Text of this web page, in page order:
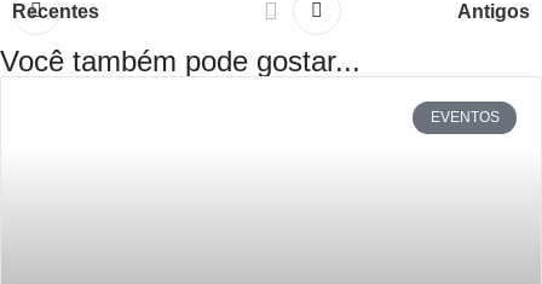
Recentes Antigos
Você também pode gostar...
EVENTOS